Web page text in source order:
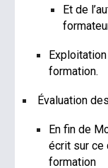
Et de
formation.
Évaluation
En fin de
écrit sur ce
formation